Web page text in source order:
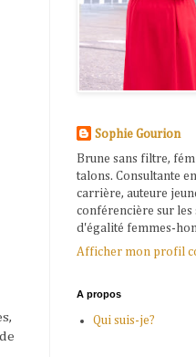
Sophie Gourion
Brune sans filtre,
talons. Consultante
carrière, auteure
conférencière sur les
d'égalité femmes-
Afficher mon profil
A propos
Qui suis-je?